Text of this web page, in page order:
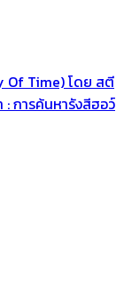
Of Time) โดย สตี
การค้นหารังสีฮอว์